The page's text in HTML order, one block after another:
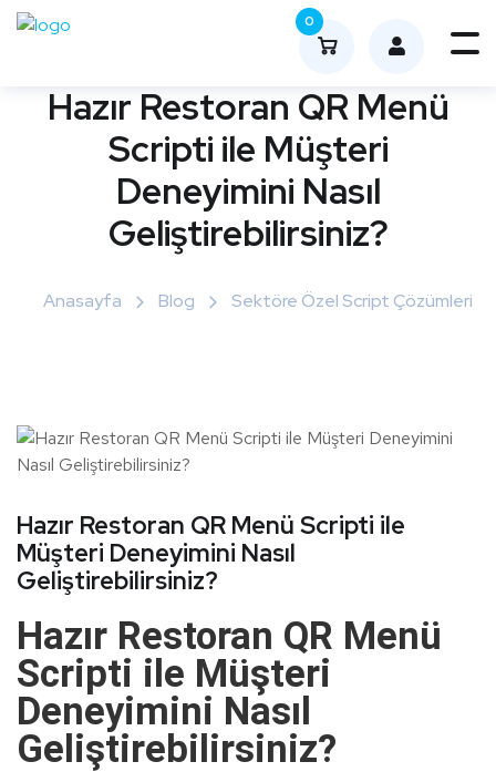
0
Me
Hazır Restoran QR Menü
Scripti ile Müşteri
Deneyimini Nasıl
Geliştirebilirsiniz?
Anasayfa Blog Sektöre Özel Script Çözümleri
Hazır Restoran QR Menü Scripti ile
Müşteri Deneyimini Nasıl
Geliştirebilirsiniz?
Hazır Restoran QR Menü
Scripti ile Müşteri
Deneyimini Nasıl
Geliştirebilirsiniz?